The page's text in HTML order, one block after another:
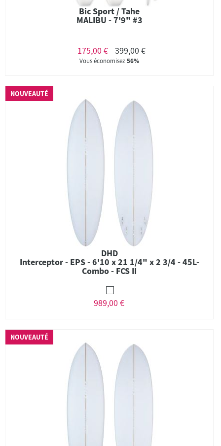
Bic Sport / Tahe
MALIBU - 7'9" #3
175,00 € 399,00 €
Vous économisez56%
NOUVEAUTÉ
DHD
Interceptor - EPS - 6'10 x 21 1/4" x 2 3/4 - 45L-
Combo - FCS II
989,00 €
NOUVEAUTÉ